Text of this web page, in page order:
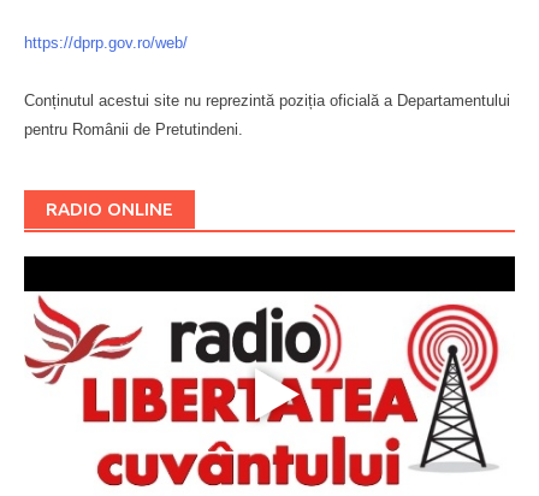
https://dprp.gov.ro/web/
Conținutul acestui site nu reprezintă poziția oficială a Departamentului
pentru Românii de Pretutindeni.
RADIO ONLINE